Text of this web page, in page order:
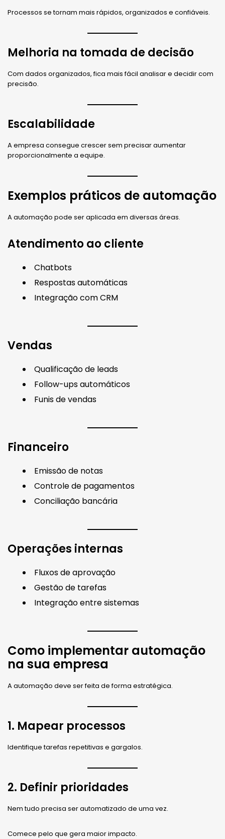
Processos se tornam mais rápidos, organizados e confiáveis.
Melhoria na tomada de decisão
Com dados organizados, fica mais fácil analisar e decidir com
precisão.
Escalabilidade
A empresa consegue crescer sem precisar aumentar
proporcionalmente a equipe.
Exemplos práticos de automação
A automação pode ser aplicada em diversas áreas.
Atendimento ao cliente
Chatbots
Respostas automáticas
Integração com CRM
Vendas
Qualificação de leads
Follow-ups automáticos
Funis de vendas
Financeiro
Emissão de notas
Controle de pagamentos
Conciliação bancária
Operações internas
Fluxos de aprovação
Gestão de tarefas
Integração entre sistemas
Como implementar automação
na sua empresa
A automação deve ser feita de forma estratégica.
1. Mapear processos
Identifique tarefas repetitivas e gargalos.
2. Definir prioridades
Nem tudo precisa ser automatizado de uma vez.
Comece pelo que gera maior impacto.